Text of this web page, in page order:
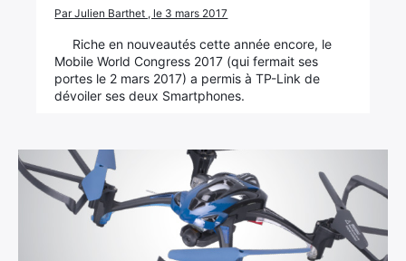
Par Julien Barthet , le 3 mars 2017
Riche en nouveautés cette année encore, le
Mobile World Congress 2017 (qui fermait ses
portes le 2 mars 2017) a permis à TP-Link de
dévoiler ses deux Smartphones.
: